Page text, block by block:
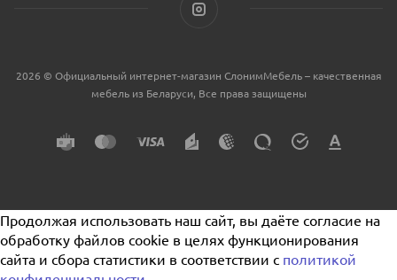
2026 © Официальный интернет-магазин СлонимМебель – качественная
мебель из Беларуси, Все права защищены
Продолжая использовать наш сайт, вы даёте согласие на
обработку файлов cookie в целях функционирования
сайта и сбора статистики в соответствии с политикой